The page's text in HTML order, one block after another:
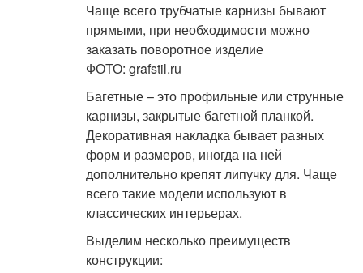
Чаще всего трубчатые карнизы бывают
прямыми, при необходимости можно
заказать поворотное изделие
ФОТО: grafstil.ru
Багетные – это профильные или струнные
карнизы, закрытые багетной планкой.
Декоративная накладка бывает разных
форм и размеров, иногда на ней
дополнительно крепят липучку для. Чаще
всего такие модели используют в
классических интерьерах.
Выделим несколько преимуществ
конструкции: